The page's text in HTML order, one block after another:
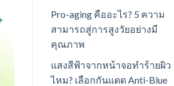
Pro-aging คืออะไร? 5 ความ
สามารถสู่การสูงวัยอย่างมี
คุณภาพ
แสงสีฟ้าจากหน้าจอทำร้ายผิว
ไหม? เลือกกันแดด Anti-Blue